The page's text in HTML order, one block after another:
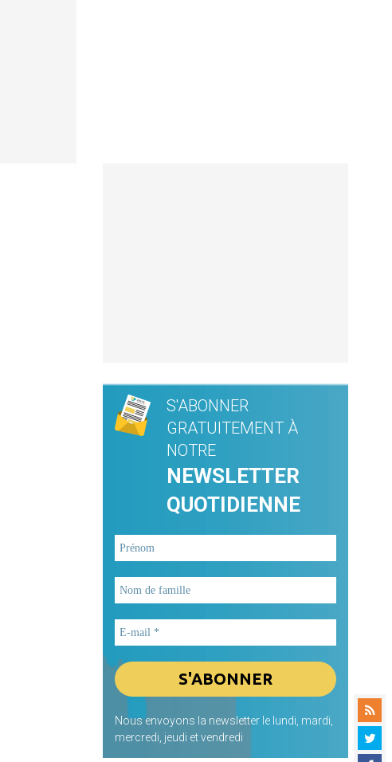
S'ABONNER
GRATUITEMENT À
NOTRE
NEWSLETTER
QUOTIDIENNE
Nous envoyons la newsletter le lundi, mardi,
mercredi, jeudi et vendredi